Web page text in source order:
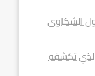
الشكاوى
تكشفه